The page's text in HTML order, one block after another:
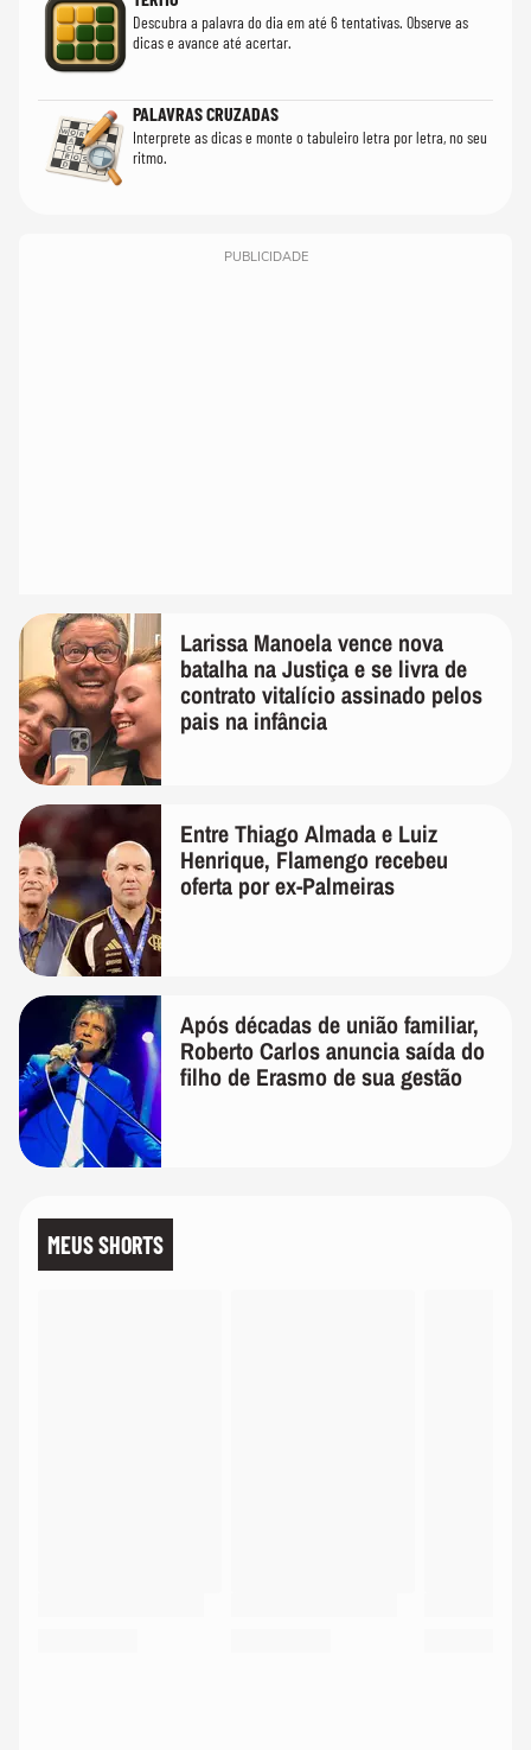
Descubra a palavra do dia em até 6 tentativas. Observe as
dicas e avance até acertar.
PALAVRAS CRUZADAS
Interprete as dicas e monte o tabuleiro letra por letra, no seu
ritmo.
PUBLICIDADE
Larissa Manoela vence nova
batalha na Justiça e se livra de
contrato vitalício assinado pelos
pais na infância
Entre Thiago Almada e Luiz
Henrique, Flamengo recebeu
oferta por ex-Palmeiras
Após décadas de união familiar,
Roberto Carlos anuncia saída do
filho de Erasmo de sua gestão
MEUS SHORTS